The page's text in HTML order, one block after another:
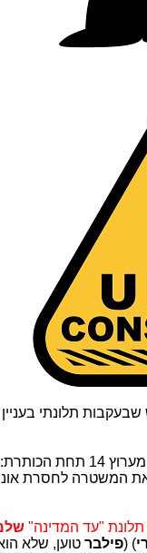
תלונתי בעניין
סרטון חשוב מערוץ 14 תחת הכותרת:
לחסרת אונים |
המדינה"שלמה
טוען, שלא הוא